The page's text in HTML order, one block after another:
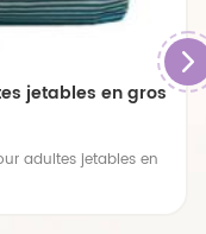
jetables en gros
adultes jetables en